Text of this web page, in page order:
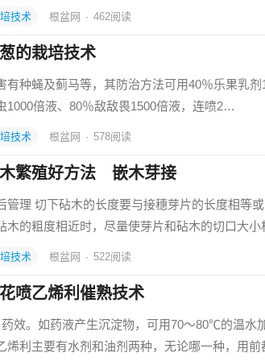
技术 根盆网 · 462阅读
的栽培技术
有种蝇及蓟马等，其防治方法可用40％乐果乳
1000倍液、80％敌敌畏1500倍液，连喷2…
技术 根盆网 · 578阅读
繁殖好方法 嵌木芽接
管理 切下砧木的长度要与接穗芽片的长度相等
木的粗度相近时，尽量使芽片和砧木的切口大
技术 根盆网 · 522阅读
喷乙烯利催熟技术
药效。如药液产生沉淀物，可用70～80℃的温水
烯利主要有水剂和油剂两种，无论哪一种，用